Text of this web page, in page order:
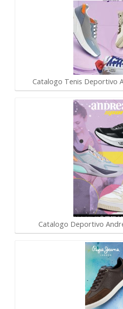
Catalogo Tenis Deportivo
Catalogo Deportivo